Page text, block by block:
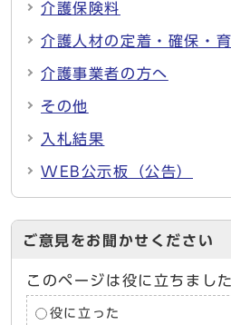
介護保険料
介護人材の定着・確保・
介護事業者の方へ
その他
入札結果
WEB公示板（公告）
ご意見をお聞かせください
このページは役に立ちまし
役に立った